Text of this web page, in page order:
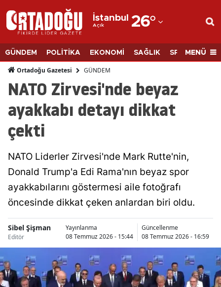
İstanbul
Açık 26°
Adana
Adıyaman
Afyonkarahisar
Ağrı
Amasya
Antalya
Artvin
Aydın
Bitlis
GÜNDEM POLİTİKA EKONOMİ SAĞLIK SPORMENÜ
Ortadoğu Gazetesi GÜNDEM
NATO Zirvesi'nde beyaz
ayakkabı detayı dikkat
çekti
NATO Liderler Zirvesi'nde Mark Rutte'nin,
Donald Trump'a Edi Rama'nın beyaz spor
ayakkabılarını göstermesi aile fotoğrafı
öncesinde dikkat çeken anlardan biri oldu.
Sibel Şişman
Editör
Yayınlanma
08 Temmuz 2026 - 15:44
Güncellenme
08 Temmuz 2026 - 16:59